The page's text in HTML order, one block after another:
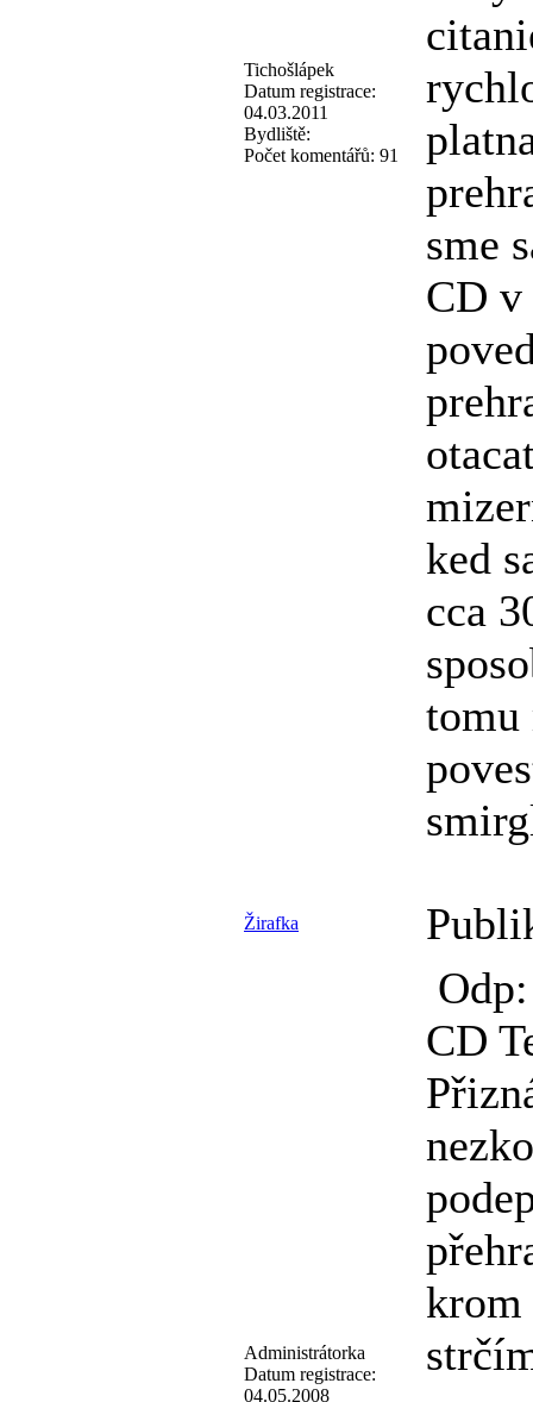
Tichošlápek
Datum registrace:
04.03.2011
Bydliště:
Počet komentářů: 91
sme
CD v
ked
cca
tomu
Žirafka
Administrátorka
Datum registrace:
04.05.2008
CD
krom